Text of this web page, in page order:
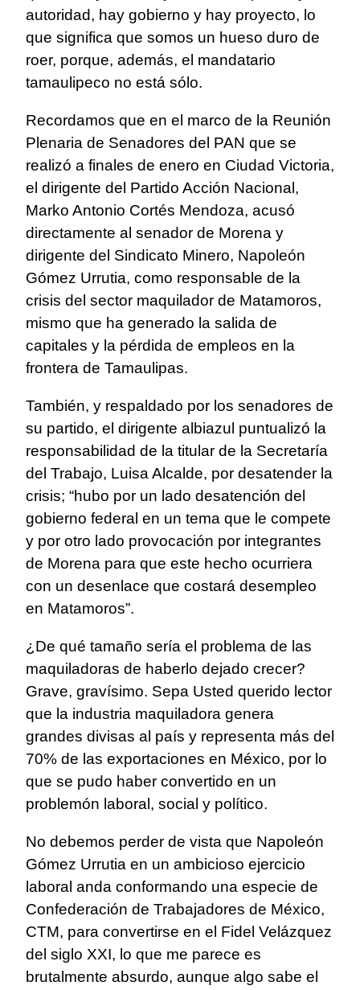
autoridad, hay gobierno y hay proyecto, lo
que significa que somos un hueso duro de
roer, porque, además, el mandatario
tamaulipeco no está sólo.
Recordamos que en el marco de la Reunión
Plenaria de Senadores del PAN que se
realizó a finales de enero en Ciudad Victoria,
el dirigente del Partido Acción Nacional,
Marko Antonio Cortés Mendoza, acusó
directamente al senador de Morena y
dirigente del Sindicato Minero, Napoleón
Gómez Urrutia, como responsable de la
crisis del sector maquilador de Matamoros,
mismo que ha generado la salida de
capitales y la pérdida de empleos en la
frontera de Tamaulipas.
También, y respaldado por los senadores de
su partido, el dirigente albiazul puntualizó la
responsabilidad de la titular de la Secretaría
del Trabajo, Luisa Alcalde, por desatender la
crisis; “hubo por un lado desatención del
gobierno federal en un tema que le compete
y por otro lado provocación por integrantes
de Morena para que este hecho ocurriera
con un desenlace que costará desempleo
en Matamoros”.
¿De qué tamaño sería el problema de las
maquiladoras de haberlo dejado crecer?
Grave, gravísimo. Sepa Usted querido lector
que la industria maquiladora genera
grandes divisas al país y representa más del
70% de las exportaciones en México, por lo
que se pudo haber convertido en un
problemón laboral, social y político.
No debemos perder de vista que Napoleón
Gómez Urrutia en un ambicioso ejercicio
laboral anda conformando una especie de
Confederación de Trabajadores de México,
CTM, para convertirse en el Fidel Velázquez
del siglo XXI, lo que me parece es
brutalmente absurdo, aunque algo sabe el